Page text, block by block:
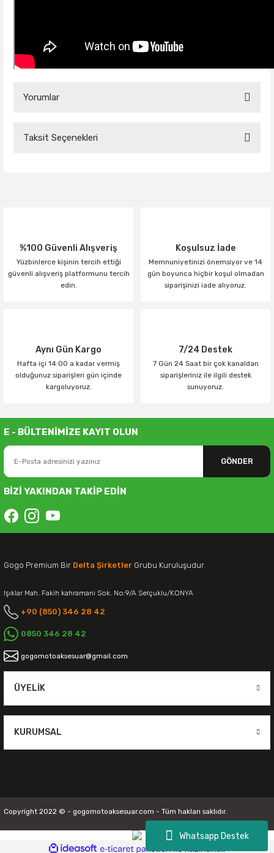
Whatsapp Destek
Yorumlar
Taksit Seçenekleri
%100 Güvenli Alışveriş
Yüzbinlerce kişinin tercih ettiği
güvenli alışveriş platformunu tercih
edin.
Koşulsuz İade
Memnuniyetinizi önemsiyor ve 14
gün boyunca hiçbir koşul olmadan
siparişinizi iade alıyoruz.
Aynı Gün Kargo
Hafta içi 14:00 a kadar vermiş
olduğunuz siparişleri gün içinde
kargoluyoruz.
7/24 Destek
7 Gün 24 Saat bir çok kanaldan
siparişleriniz ile ilgili destek
sunuyoruz.
E - BÜLTENİMİZE KAYIT OLUN
GÖNDER
BİZİ YAKINDAN TAKİP EDİN
Gogo Premium Bir Delta Şirketler Grubu Kuruluşudur.
Işıklar Mah. Fakih kahramani Sok. No:9/A Selçuklu/KONYA
+90 (850) 346 28 42
0850 346 28 42
gogomotoaksesuar@gmail.com
ÜYELIK
KURUMSAL
Copyright 2022 © - gogomotoaksesuar.com - Tüm hakları saklıdır.
ideasoft